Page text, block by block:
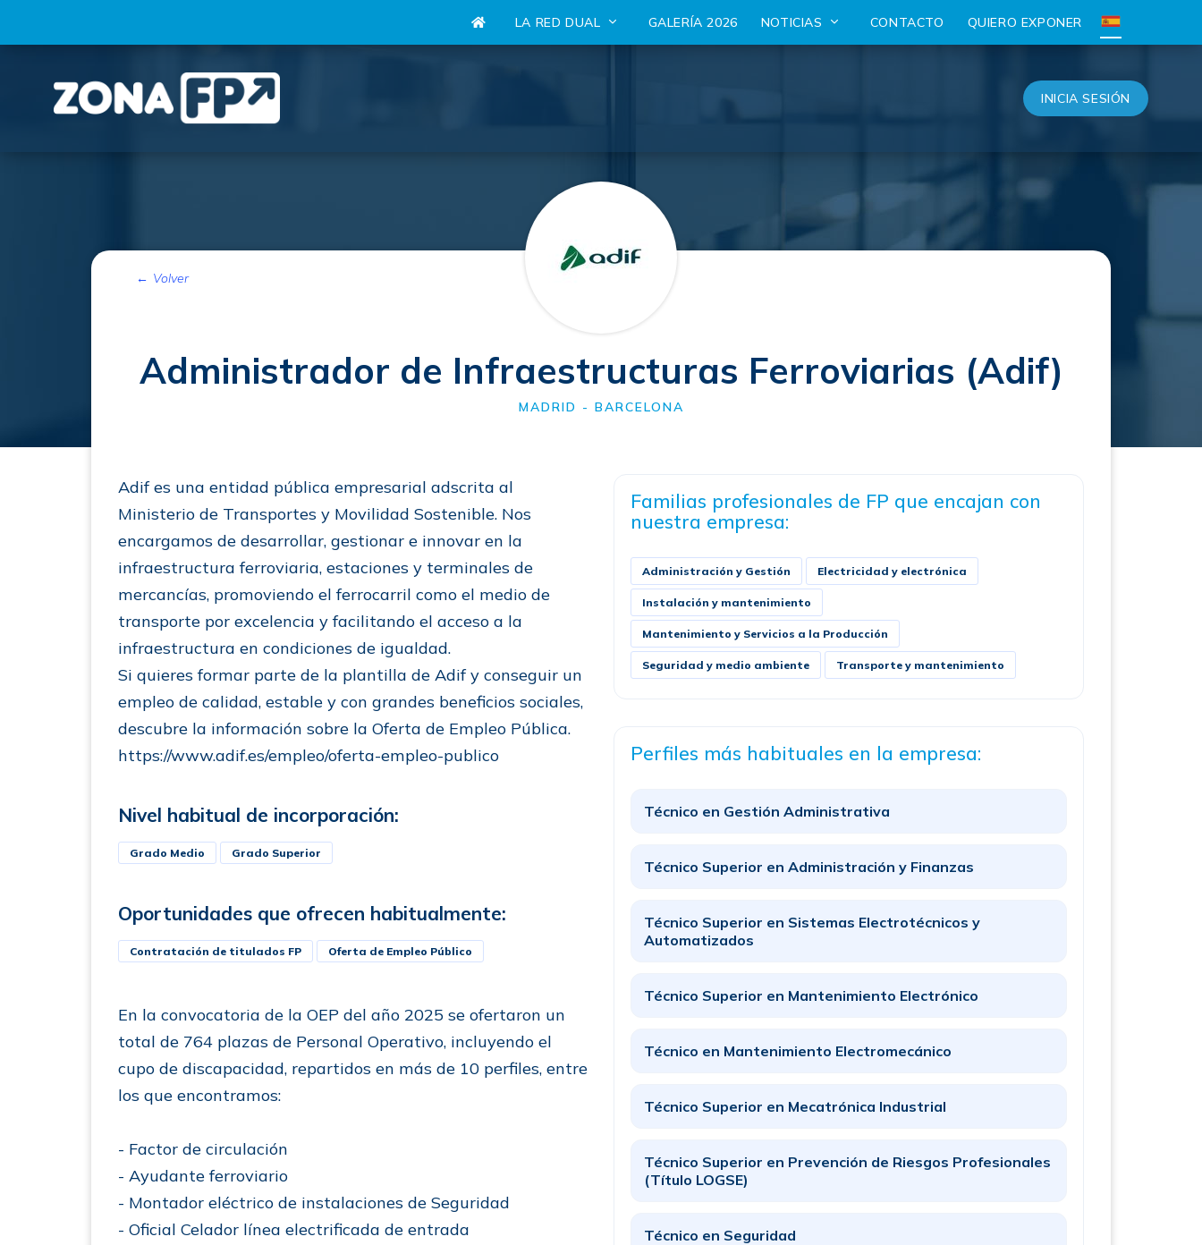
LA RED DUAL GALERÍA 2026 NOTICIAS CONTACTO QUIERO EXPONER
INICIA SESIÓN
Volver
Administrador de Infraestructuras Ferroviarias (Adif)
MADRID - BARCELONA
Adif es una entidad pública empresarial adscrita al
Ministerio de Transportes y Movilidad Sostenible. Nos
encargamos de desarrollar, gestionar e innovar en la
infraestructura ferroviaria, estaciones y terminales de
mercancías, promoviendo el ferrocarril como el medio de
transporte por excelencia y facilitando el acceso a la
infraestructura en condiciones de igualdad.
Si quieres formar parte de la plantilla de Adif y conseguir un
empleo de calidad, estable y con grandes beneficios sociales,
descubre la información sobre la Oferta de Empleo Pública.
https://www.adif.es/empleo/oferta-empleo-publico
Nivel habitual de incorporación:
Grado Medio Grado Superior
Oportunidades que ofrecen habitualmente:
Contratación de titulados FP Oferta de Empleo Público
En la convocatoria de la OEP del año 2025 se ofertaron un
total de 764 plazas de Personal Operativo, incluyendo el
cupo de discapacidad, repartidos en más de 10 perfiles, entre
los que encontramos:
- Factor de circulación
- Ayudante ferroviario
- Montador eléctrico de instalaciones de Seguridad
- Oficial Celador línea electrificada de entrada
Familias profesionales de FP que encajan con
nuestra empresa:
Administración y Gestión Electricidad y electrónica
Instalación y mantenimiento
Mantenimiento y Servicios a la Producción
Seguridad y medio ambiente Transporte y mantenimiento
Perfiles más habituales en la empresa:
Técnico en Gestión Administrativa
Técnico Superior en Administración y Finanzas
Técnico Superior en Sistemas Electrotécnicos y
Automatizados
Técnico Superior en Mantenimiento Electrónico
Técnico en Mantenimiento Electromecánico
Técnico Superior en Mecatrónica Industrial
Técnico Superior en Prevención de Riesgos Profesionales
(Título LOGSE)
Técnico en Seguridad